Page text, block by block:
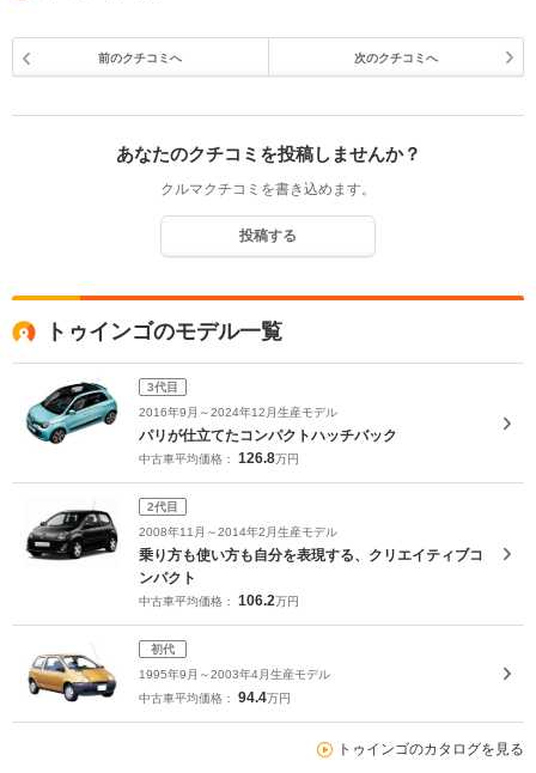
前のクチコミへ 次のクチコミへ
あなたのクチコミを投稿しませんか？
クルマクチコミを書き込めます。
投稿する
トゥインゴのモデル一覧
3代目
2016年9月～2024年12月生産モデル
パリが仕立てたコンパクトハッチバック
中古車平均価格： 126.8万円
2代目
2008年11月～2014年2月生産モデル
乗り方も使い方も自分を表現する、クリエイティブコ
ンパクト
中古車平均価格： 106.2万円
初代
1995年9月～2003年4月生産モデル
中古車平均価格： 94.4万円
トゥインゴのカタログを見る